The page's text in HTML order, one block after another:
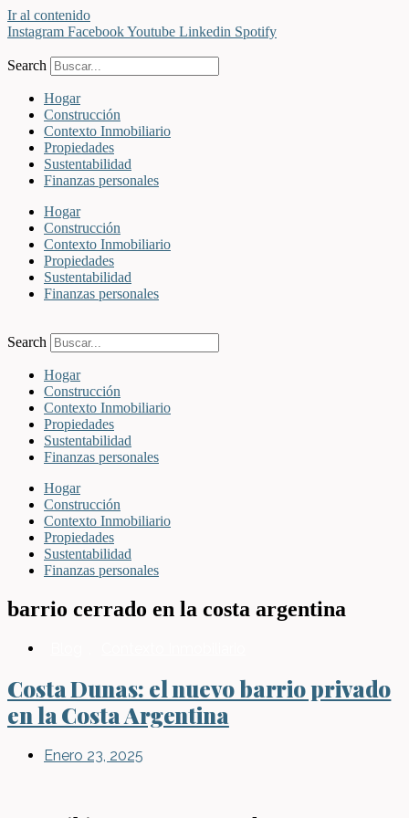
Ir al contenido
Instagram FacebookYoutube Linkedin Spotify
Search
Hogar
Construcción
Contexto Inmobiliario
Propiedades
Sustentabilidad
Finanzas personales
Hogar
Construcción
Contexto Inmobiliario
Propiedades
Sustentabilidad
Finanzas personales
Search
Hogar
Construcción
Contexto Inmobiliario
Propiedades
Sustentabilidad
Finanzas personales
Hogar
Construcción
Contexto Inmobiliario
Propiedades
Sustentabilidad
Finanzas personales
barrio cerrado en la costa argentina
Costa Dunas: el nuevo barrio privado
en la Costa Argentina
Enero 23, 2025